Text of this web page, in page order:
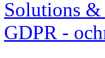
Solutions &
GDPR -